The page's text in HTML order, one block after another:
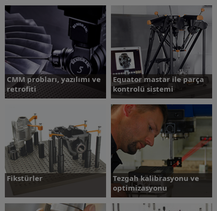
CMM probları, yazılımı ve
retrofiti
Daha fazlasını öğrenin
Equator mastar ile parça
kontrolü sistemi
Daha fazlasını öğrenin
Fikstürler
Tezgah kalibrasyonu ve
optimizasyonu